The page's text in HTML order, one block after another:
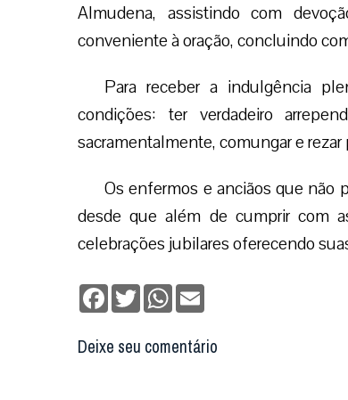
Almudena, assistindo com
conveniente à oração, concluindo
Para receber a indulgência
condições: ter verdadeiro
sacramentalmente, comungar e
Os enfermos e anciãos que não
desde que além de cumprir com
celebrações jubilares oferecendo
Facebook
TwitterWhatsApp
Deixe seu comentário